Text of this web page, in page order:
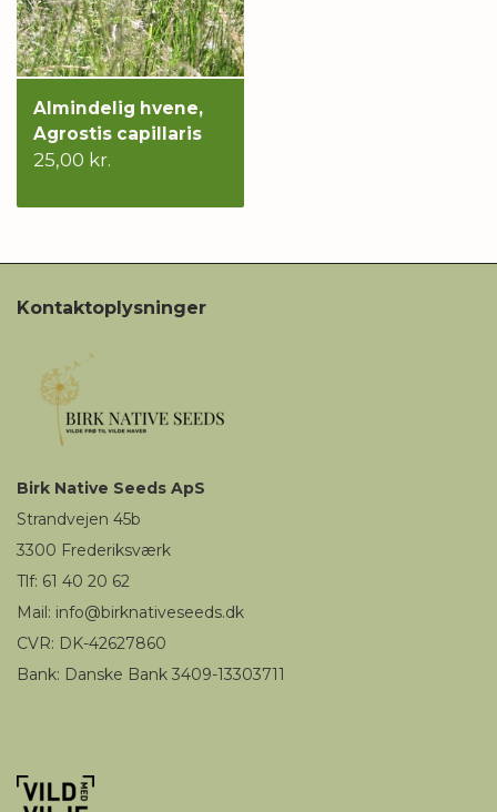
Almindelig hvene,
Agrostis capillaris
25,00 kr.
Kontaktoplysninger
Birk Native Seeds ApS
Strandvejen 45b
3300 Frederiksværk
Tlf: 61 40 20 62
Mail: info@birknativeseeds.dk
CVR: DK-42627860
Bank: Danske Bank 3409-13303711